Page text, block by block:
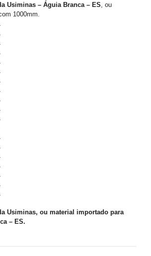
Usiminas – Águia Branca – ES , ou
1000mm.
Usiminas, ou material importado para
– ES.